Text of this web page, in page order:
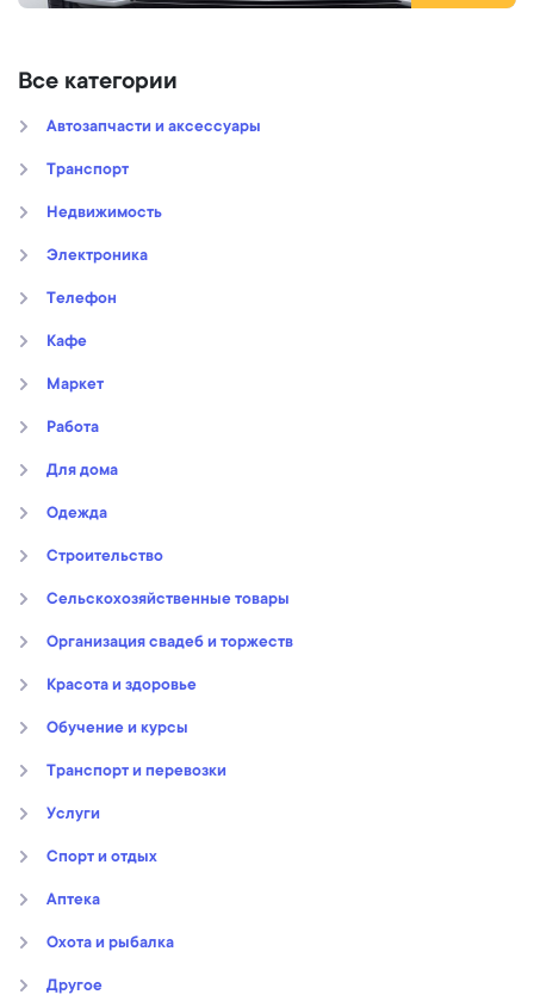
Все категории
Автозапчасти и аксессуары
Транспорт
Недвижимость
Электроника
Телефон
Кафе
Маркет
Работа
Для дома
Oдежда
Строительство
Сельскохозяйственные товары
Организация свадеб и торжеств
Kрасота и здоровье
Обучение и курсы
Транспорт и перевозки
Услуги
Спорт и отдых
Аптека
Охота и рыбалка
Другое